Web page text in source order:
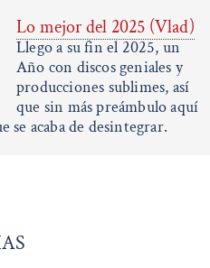
Lo mejor del 2025 (Vlad)
Llego a su fin el 2025, un
Año con discos geniales y
producciones sublimes, así
que sin más preámbulo aquí
se acaba de desintegrar.